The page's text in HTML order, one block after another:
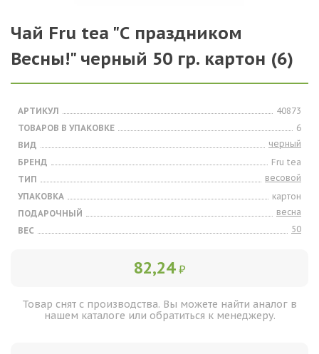
Чай Fru tea "С праздником
Весны!" черный 50 гр. картон (6)
АРТИКУЛ
40873
ТОВАРОВ В УПАКОВКЕ
6
ВИД
черный
БРЕНД
Fru tea
ТИП
весовой
УПАКОВКА
картон
ПОДАРОЧНЫЙ
весна
ВЕС
50
82,24 ₽
Товар снят с производства. Вы можете найти аналог в
нашем каталоге или обратиться к менеджеру.